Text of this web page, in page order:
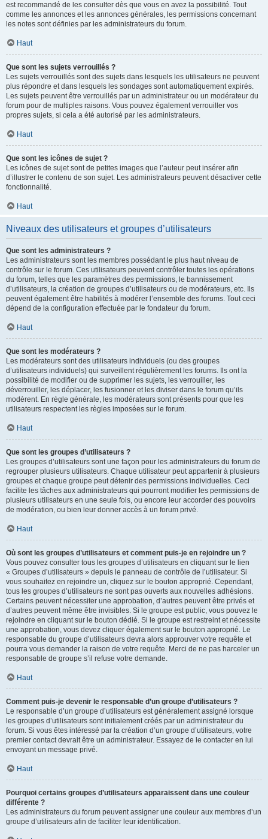
est recommandé de les consulter dès que vous en avez la possibilité. Tout
comme les annonces et les annonces générales, les permissions concernant
les notes sont définies par les administrateurs du forum.
Haut
Que sont les sujets verrouillés ?
Les sujets verrouillés sont des sujets dans lesquels les utilisateurs ne peuvent
plus répondre et dans lesquels les sondages sont automatiquement expirés.
Les sujets peuvent être verrouillés par un administrateur ou un modérateur du
forum pour de multiples raisons. Vous pouvez également verrouiller vos
propres sujets, si cela a été autorisé par les administrateurs.
Haut
Que sont les icônes de sujet ?
Les icônes de sujet sont de petites images que l’auteur peut insérer afin
d’illustrer le contenu de son sujet. Les administrateurs peuvent désactiver cette
fonctionnalité.
Haut
Niveaux des utilisateurs et groupes d’utilisateurs
Que sont les administrateurs ?
Les administrateurs sont les membres possédant le plus haut niveau de
contrôle sur le forum. Ces utilisateurs peuvent contrôler toutes les opérations
du forum, telles que les paramètres des permissions, le bannissement
d’utilisateurs, la création de groupes d’utilisateurs ou de modérateurs, etc. Ils
peuvent également être habilités à modérer l’ensemble des forums. Tout ceci
dépend de la configuration effectuée par le fondateur du forum.
Haut
Que sont les modérateurs ?
Les modérateurs sont des utilisateurs individuels (ou des groupes
d’utilisateurs individuels) qui surveillent régulièrement les forums. Ils ont la
possibilité de modifier ou de supprimer les sujets, les verrouiller, les
déverrouiller, les déplacer, les fusionner et les diviser dans le forum qu’ils
modèrent. En règle générale, les modérateurs sont présents pour que les
utilisateurs respectent les règles imposées sur le forum.
Haut
Que sont les groupes d’utilisateurs ?
Les groupes d’utilisateurs sont une façon pour les administrateurs du forum de
regrouper plusieurs utilisateurs. Chaque utilisateur peut appartenir à plusieurs
groupes et chaque groupe peut détenir des permissions individuelles. Ceci
facilite les tâches aux administrateurs qui pourront modifier les permissions de
plusieurs utilisateurs en une seule fois, ou encore leur accorder des pouvoirs
de modération, ou bien leur donner accès à un forum privé.
Haut
Où sont les groupes d’utilisateurs et comment puis-je en rejoindre un ?
Vous pouvez consulter tous les groupes d’utilisateurs en cliquant sur le lien
« Groupes d’utilisateurs » depuis le panneau de contrôle de l’utilisateur. Si
vous souhaitez en rejoindre un, cliquez sur le bouton approprié. Cependant,
tous les groupes d’utilisateurs ne sont pas ouverts aux nouvelles adhésions.
Certains peuvent nécessiter une approbation, d’autres peuvent être privés et
d’autres peuvent même être invisibles. Si le groupe est public, vous pouvez le
rejoindre en cliquant sur le bouton dédié. Si le groupe est restreint et nécessite
une approbation, vous devez cliquer également sur le bouton approprié. Le
responsable du groupe d’utilisateurs devra alors approuver votre requête et
pourra vous demander la raison de votre requête. Merci de ne pas harceler un
responsable de groupe s’il refuse votre demande.
Haut
Comment puis-je devenir le responsable d’un groupe d’utilisateurs ?
Le responsable d’un groupe d’utilisateurs est généralement assigné lorsque
les groupes d’utilisateurs sont initialement créés par un administrateur du
forum. Si vous êtes intéressé par la création d’un groupe d’utilisateurs, votre
premier contact devrait être un administrateur. Essayez de le contacter en lui
envoyant un message privé.
Haut
Pourquoi certains groupes d’utilisateurs apparaissent dans une couleur
différente ?
Les administrateurs du forum peuvent assigner une couleur aux membres d’un
groupe d’utilisateurs afin de faciliter leur identification.